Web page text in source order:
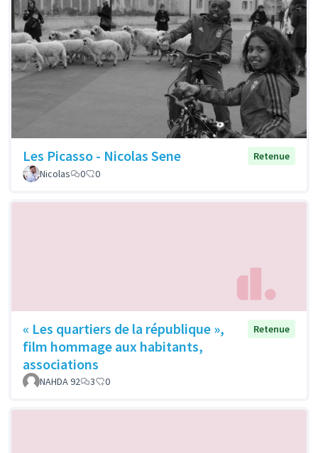
Les Picasso - Nicolas Sene
Retenue
Nicolas
0 0
« Les quartiers de la république »,
film hommage aux habitants,
associations
Retenue
NAHDA 92 3 0